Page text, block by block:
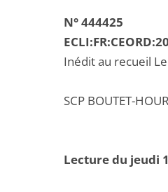
N° 444425
Inédit au recueil
SCP BOUTET-
Lecture du jeudi